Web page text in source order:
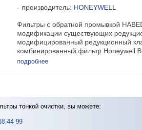
производитель: HONEYWELL
Фильтры с обратной промывкой
модификации существующих
модифицированный редукционный
комбинированный фильтр Honeywell
подробнее
тонкой очистки, вы можете:
44 99